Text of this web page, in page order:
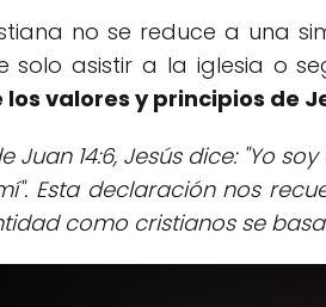
no se reduce a una
solo asistir a la iglesia o
valores y principios de
Juan 14:6, Jesús dice: "Yo
Esta declaración nos
como cristianos se